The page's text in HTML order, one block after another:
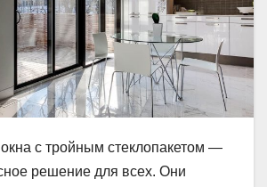
с тройным стеклопакетом —
решение для всех. Они